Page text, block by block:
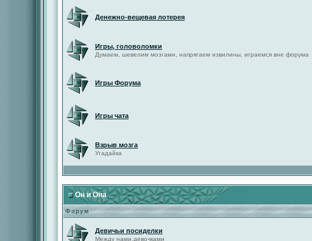
Денежно-вещевая лотерея
Игры, головоломки
Думаем, шевелим мозгами, напрягаем извилины, играемся вне форума
Игры Форума
Игры чата
Взрыв мозга
Угадайка
Он и Она
Форум
Девичьи посиделки
Между нами,девочками